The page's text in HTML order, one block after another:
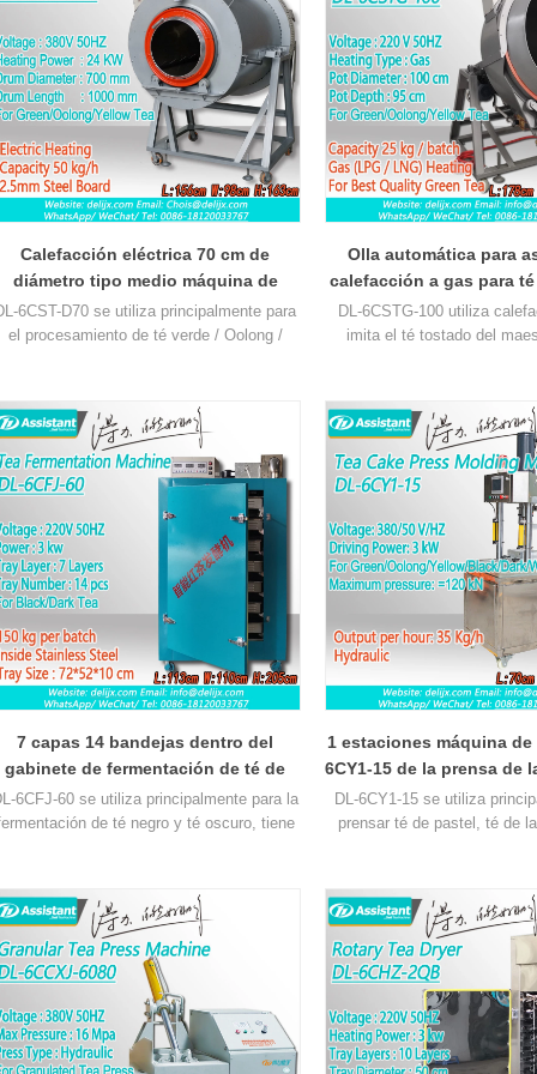
Calefacción eléctrica 70 cm de
diámetro tipo medio máquina de
lavado de té verde DL-6CST-D70
6CST-D70 se utiliza principalmente para
el procesamiento de té verde / Oolong /
eléctrica, velocidad y temperatura
ajustables. Capacidad de unos 50 kg por
hora.
Olla automática para
calefacción a gas para
mejor calidad DL-
DL-6CSTG-100 utiliza
imita el té tostado del
té hecho a mano del
olla de 100 cm, velocidad y
ajustables. Capacidad de
20 kg por lote.
7 capas 14 bandejas dentro del
gabinete de fermentación de té de
acero inoxidable DL-6CFJ-60
6CFJ-60 se utiliza principalmente para la
de té negro y té oscuro, tiene
aproximadamente 12 kg de hojas de té
capacidad de aproximadamente
150 kg por lote, a través del control
de temperatura y humedad, deje
que la fermentación por oxidación del té
alcance la mejor calidad.
1 estaciones máquina de
6CY1-15 de la prensa de
de la presión de 15
DL-6CY1-15 se utiliza
prensar té de pastel, té de
del té es mejor. La máquina
de trabajo, 1 trabajador
máquina al mismo tiempo,
prensar 35 kg de té de